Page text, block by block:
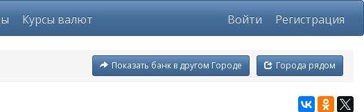
Курсы валют Войти Регистрация
Города рядом
Показать банк в другом Городе